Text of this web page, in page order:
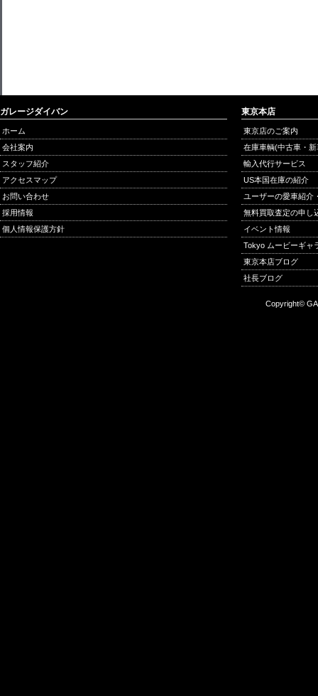
ガレージダイバン
ホーム
会社案内
スタッフ紹介
アクセスマップ
お問い合わせ
採用情報
個人情報保護方針
東京本店
東京店のご案内
在庫車輌(中古車・
輸入代行サービス
US本国在庫の紹介
ユーザーの愛車紹介
無料買取査定の申し
イベント情報
Tokyo ムービーギャ
東京本店ブログ
社長ブログ
Copyright©